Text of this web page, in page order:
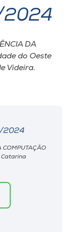
2024
DA
do Oeste
Videira.
2024
COMPUTAÇÃO
Catarina